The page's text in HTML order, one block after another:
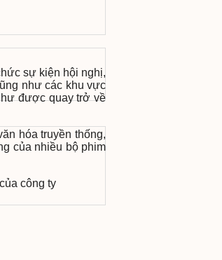
sự kiện hội nghị,
như các khu vực
được quay trở về
hóa truyền thống,
của nhiều bộ phim
công ty